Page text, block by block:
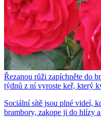
Řezanou růži zapíchněte do
týdnů z ní vyroste keř, který
Sociální sítě jsou plné videí,
brambory, zakope ji do hlízy